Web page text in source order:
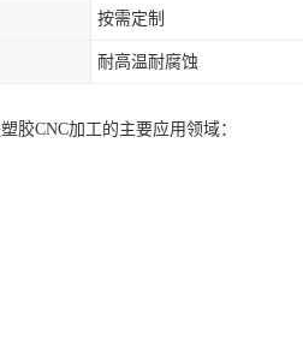
按需定制
耐高温耐腐蚀
胶CNC加工的主要应用领域：